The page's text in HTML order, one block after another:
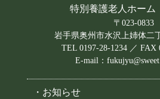
特別養護老人ホーム
〒023-0833
岩手県奥州市水沢上姉体二
TEL 0197-28-1234 ／ FAX
E-mail：
・お知らせ